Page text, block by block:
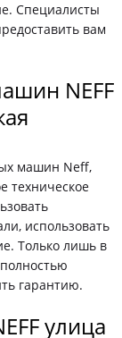
Специалисты
вам
NEFF
машин Neff,
техническое
использовать
Только лишь в
гарантию.
улица